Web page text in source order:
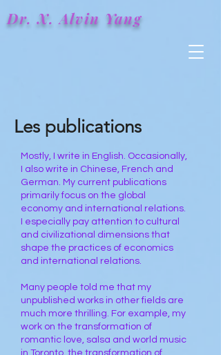
Dr. X.Alvin Yang
Les publications
Mostly, I write in English. Occasionally,
I also write in Chinese, French and
German. My current publications
primarily focus on the global
economy and international relations.
I especially pay attention to cultural
and civilizational dimensions that
shape the practices of economics
and international relations.
Many people told me that my
unpublished works in other fields are
much more thrilling. For example, my
work on the transformation of
romantic love, salsa and world music
in Toronto, the transformation of